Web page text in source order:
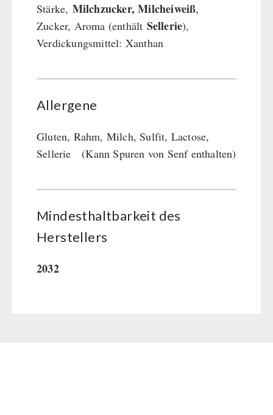
Stärke, Milchzucker, Milcheiweiß,
Zucker, Aroma (enthält Sellerie),
Verdickungsmittel: Xanthan
Allergene
Gluten, Rahm, Milch, Sulfit, Lactose,
Sellerie (Kann Spuren von Senf enthalten)
Mindesthaltbarkeit des
Herstellers
2032